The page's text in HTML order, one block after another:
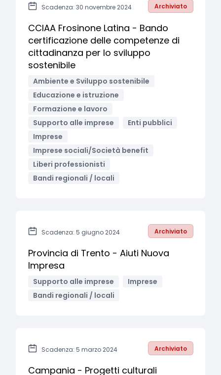
Scadenza: 30 novembre 2024 Archiviato
CCIAA Frosinone Latina - Bando
certificazione delle competenze di
cittadinanza per lo sviluppo
sostenibile
Ambiente e Sviluppo sostenibile
Educazione e istruzione
Formazione e lavoro
Supporto alle imprese
Enti pubblici
Imprese
Imprese sociali/Società benefit
Liberi professionisti
Bandi regionali / locali
Scadenza: 5 giugno 2024 Archiviato
Provincia di Trento - Aiuti Nuova
Impresa
Supporto alle imprese
Imprese
Bandi regionali / locali
Scadenza: 5 marzo 2024 Archiviato
Campania - Progetti culturali